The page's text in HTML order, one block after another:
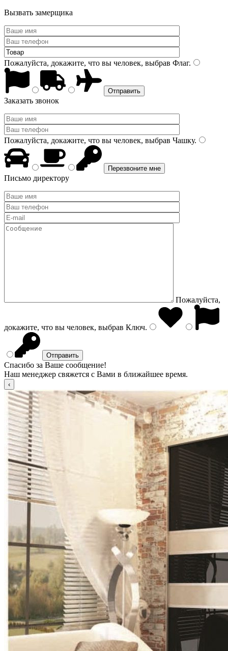
Вызвать замерщика
Пожалуйста, докажите, что вы человек, выбрав Флаг.
Заказать звонок
Пожалуйста, докажите, что вы человек, выбрав Чашку.
Письмо директору
Пожалуйста,
докажите, что вы человек, выбрав Ключ.
Спасибо за Ваше сообщение!
Наш менеджер свяжется с Вами в ближайшее время.